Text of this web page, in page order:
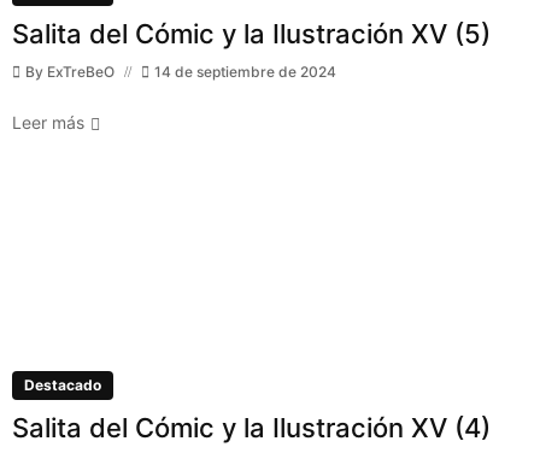
Salita del Cómic y la Ilustración XV (5)
By ExTreBeO 14 de septiembre de 2024
Leer más
Destacado
Salita del Cómic y la Ilustración XV (4)